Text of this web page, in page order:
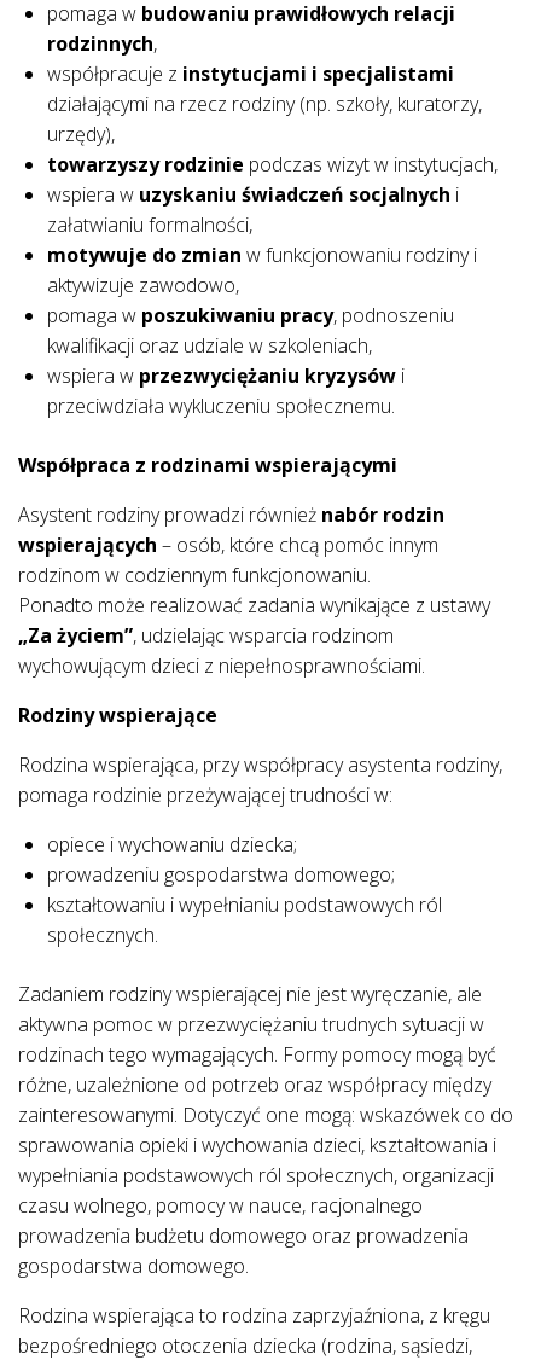
pomaga w budowaniu prawidłowych relacji
rodzinnych,
współpracuje z instytucjami i specjalistami
działającymi na rzecz rodziny (np. szkoły, kuratorzy,
urzędy),
towarzyszy rodzinie podczas wizyt w instytucjach,
wspiera w uzyskaniu świadczeń socjalnych i
załatwianiu formalności,
motywuje do zmian w funkcjonowaniu rodziny i
aktywizuje zawodowo,
pomaga w poszukiwaniu pracy, podnoszeniu
kwalifikacji oraz udziale w szkoleniach,
wspiera w przezwyciężaniu kryzysów i
przeciwdziała wykluczeniu społecznemu.
Współpraca z rodzinami wspierającymi
Asystent rodziny prowadzi również nabór rodzin
wspierających – osób, które chcą pomóc innym
rodzinom w codziennym funkcjonowaniu.
Ponadto może realizować zadania wynikające z ustawy
„Za życiem”, udzielając wsparcia rodzinom
wychowującym dzieci z niepełnosprawnościami.
Rodziny wspierające
Rodzina wspierająca, przy współpracy asystenta rodziny,
pomaga rodzinie przeżywającej trudności w:
opiece i wychowaniu dziecka;
prowadzeniu gospodarstwa domowego;
kształtowaniu i wypełnianiu podstawowych ról
społecznych.
Zadaniem rodziny wspierającej nie jest wyręczanie, ale
aktywna pomoc w przezwyciężaniu trudnych sytuacji w
rodzinach tego wymagających. Formy pomocy mogą być
różne, uzależnione od potrzeb oraz współpracy między
zainteresowanymi. Dotyczyć one mogą: wskazówek co do
sprawowania opieki i wychowania dzieci, kształtowania i
wypełniania podstawowych ról społecznych, organizacji
czasu wolnego, pomocy w nauce, racjonalnego
prowadzenia budżetu domowego oraz prowadzenia
gospodarstwa domowego.
Rodzina wspierająca to rodzina zaprzyjaźniona, z kręgu
bezpośredniego otoczenia dziecka (rodzina, sąsiedzi,